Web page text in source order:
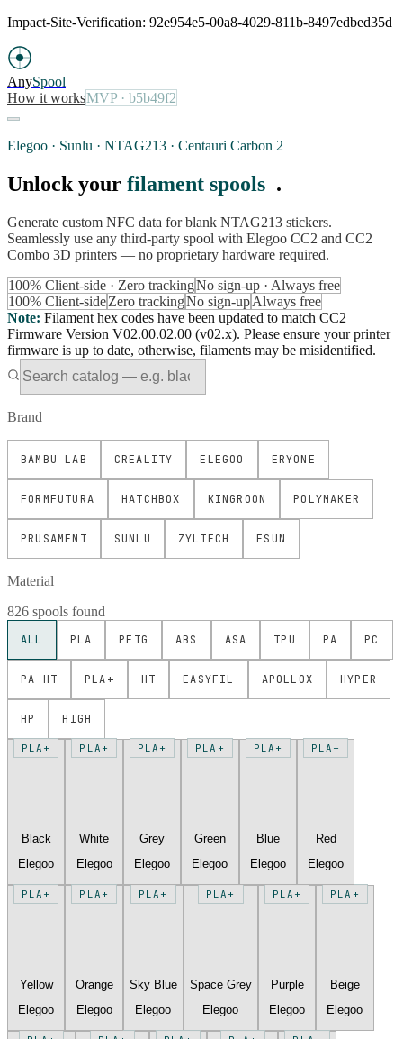
Impact-Site-Verification: 92e954e5-00a8-4029-811b-8497edbed35d
AnySpool
How it worksMVP· b5b49f2
Elegoo · Sunlu · NTAG213 · Centauri Carbon 2
Unlock your filament spools .
Generate custom NFC data for blank NTAG213 stickers.
Seamlessly use any third-party spool with Elegoo CC2 and CC2
Combo 3D printers — no proprietary hardware required.
100% Client-side · Zero trackingNo sign-up · Always free
100% Client-sideZero trackingNo sign-upAlways free
Note: Filament hex codes have been updated to match CC2
Firmware Version V02.00.02.00 (v02.x). Please ensure your printer
firmware is up to date, otherwise, filaments may be misidentified.
Brand
BAMBU LAB CREALITY ELEGOO ERYONE
FORMFUTURA HATCHBOX KINGROON POLYMAKER
PRUSAMENT SUNLU ZYLTECH ESUN
Material
826 spools found
ALL PLA PETG ABS ASA TPU PA PC
PA-HT PLA+ HT EASYFIL APOLLOX HYPER
HP HIGH
PLA+
Black
Elegoo
PLA+
White
Elegoo
PLA+
Grey
Elegoo
PLA+
Green
Elegoo
PLA+
Blue
Elegoo
PLA+
Red
Elegoo
PLA+
Yellow
Elegoo
PLA+
Orange
Elegoo
PLA+
Sky Blue
Elegoo
PLA+
Space Grey
Elegoo
PLA+
Purple
Elegoo
PLA+
Beige
Elegoo